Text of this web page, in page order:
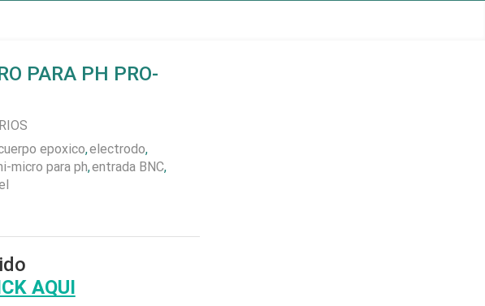
PARA PH PRO-
epoxico,electrodo,
micro para ph,entrada BNC,
AQUI